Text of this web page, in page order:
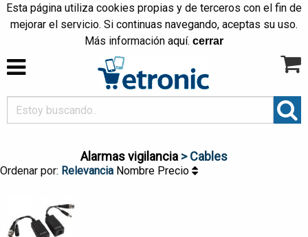
Esta página utiliza cookies propias y de terceros con el fin de
mejorar el servicio. Si continuas navegando, aceptas su uso.
Más información aquí. cerrar
Alarmas vigilancia > Cables
Ordenar por: Relevancia Nombre Precio